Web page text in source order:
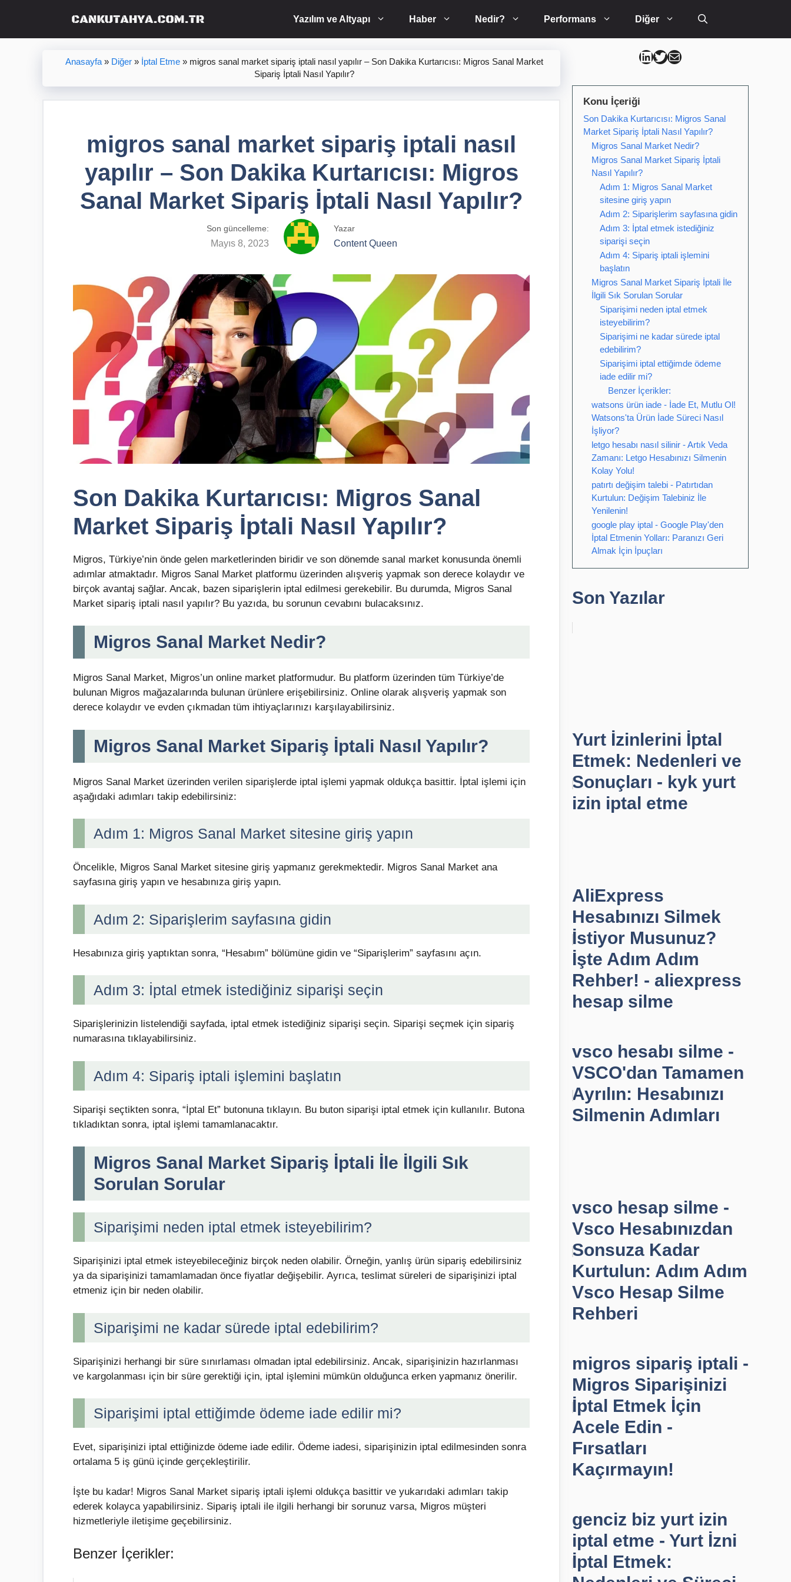
Yazılım ve Altyapı Haber Nedir? Performans Diğer
Anasayfa » Diğer » İptal Etme » migros sanal market sipariş iptali nasıl yapılır – Son Dakika Kurtarıcısı: Migros Sanal Market
Sipariş İptali Nasıl Yapılır?
migros sanal market sipariş iptali nasıl
yapılır – Son Dakika Kurtarıcısı: Migros
Sanal Market Sipariş İptali Nasıl Yapılır?
Son güncelleme:
Mayıs 8, 2023
Yazar
Content Queen
Son Dakika Kurtarıcısı: Migros Sanal
Market Sipariş İptali Nasıl Yapılır?
Migros, Türkiye’nin önde gelen marketlerinden biridir ve son dönemde sanal market konusunda önemli
adımlar atmaktadır. Migros Sanal Market platformu üzerinden alışveriş yapmak son derece kolaydır ve
birçok avantaj sağlar. Ancak, bazen siparişlerin iptal edilmesi gerekebilir. Bu durumda, Migros Sanal
Market sipariş iptali nasıl yapılır? Bu yazıda, bu sorunun cevabını bulacaksınız.
Migros Sanal Market Nedir?
Migros Sanal Market, Migros’un online market platformudur. Bu platform üzerinden tüm Türkiye’de
bulunan Migros mağazalarında bulunan ürünlere erişebilirsiniz. Online olarak alışveriş yapmak son
derece kolaydır ve evden çıkmadan tüm ihtiyaçlarınızı karşılayabilirsiniz.
Migros Sanal Market Sipariş İptali Nasıl Yapılır?
Migros Sanal Market üzerinden verilen siparişlerde iptal işlemi yapmak oldukça basittir. İptal işlemi için
aşağıdaki adımları takip edebilirsiniz:
Adım 1: Migros Sanal Market sitesine giriş yapın
Öncelikle, Migros Sanal Market sitesine giriş yapmanız gerekmektedir. Migros Sanal Market ana
sayfasına giriş yapın ve hesabınıza giriş yapın.
Adım 2: Siparişlerim sayfasına gidin
Hesabınıza giriş yaptıktan sonra, “Hesabım” bölümüne gidin ve “Siparişlerim” sayfasını açın.
Adım 3: İptal etmek istediğiniz siparişi seçin
Siparişlerinizin listelendiği sayfada, iptal etmek istediğiniz siparişi seçin. Siparişi seçmek için sipariş
numarasına tıklayabilirsiniz.
Adım 4: Sipariş iptali işlemini başlatın
Siparişi seçtikten sonra, “İptal Et” butonuna tıklayın. Bu buton siparişi iptal etmek için kullanılır. Butona
tıkladıktan sonra, iptal işlemi tamamlanacaktır.
Migros Sanal Market Sipariş İptali İle İlgili Sık
Sorulan Sorular
Siparişimi neden iptal etmek isteyebilirim?
Siparişinizi iptal etmek isteyebileceğiniz birçok neden olabilir. Örneğin, yanlış ürün sipariş edebilirsiniz
ya da siparişinizi tamamlamadan önce fiyatlar değişebilir. Ayrıca, teslimat süreleri de siparişinizi iptal
etmeniz için bir neden olabilir.
Siparişimi ne kadar sürede iptal edebilirim?
Siparişinizi herhangi bir süre sınırlaması olmadan iptal edebilirsiniz. Ancak, siparişinizin hazırlanması
ve kargolanması için bir süre gerektiği için, iptal işlemini mümkün olduğunca erken yapmanız önerilir.
Siparişimi iptal ettiğimde ödeme iade edilir mi?
Evet, siparişinizi iptal ettiğinizde ödeme iade edilir. Ödeme iadesi, siparişinizin iptal edilmesinden sonra
ortalama 5 iş günü içinde gerçekleştirilir.
İşte bu kadar! Migros Sanal Market sipariş iptali işlemi oldukça basittir ve yukarıdaki adımları takip
ederek kolayca yapabilirsiniz. Sipariş iptali ile ilgili herhangi bir sorunuz varsa, Migros müşteri
hizmetleriyle iletişime geçebilirsiniz.
Benzer İçerikler:
Can Kütahya Linkedin
Can Kütahya Twitter
Can Kütahya Mail
Konu İçeriği
Son Dakika Kurtarıcısı: Migros Sanal
Market Sipariş İptali Nasıl Yapılır?
Migros Sanal Market Nedir?
Migros Sanal Market Sipariş İptali
Nasıl Yapılır?
Adım 1: Migros Sanal Market
sitesine giriş yapın
Adım 2: Siparişlerim sayfasına gidin
Adım 3: İptal etmek istediğiniz
siparişi seçin
Adım 4: Sipariş iptali işlemini
başlatın
Migros Sanal Market Sipariş İptali İle
İlgili Sık Sorulan Sorular
Siparişimi neden iptal etmek
isteyebilirim?
Siparişimi ne kadar sürede iptal
edebilirim?
Siparişimi iptal ettiğimde ödeme
iade edilir mi?
Benzer İçerikler:
watsons ürün iade - İade Et, Mutlu Ol!
Watsons'ta Ürün İade Süreci Nasıl
İşliyor?
letgo hesabı nasıl silinir - Artık Veda
Zamanı: Letgo Hesabınızı Silmenin
Kolay Yolu!
patırtı değişim talebi - Patırtıdan
Kurtulun: Değişim Talebiniz İle
Yenilenin!
google play iptal - Google Play'den
İptal Etmenin Yolları: Paranızı Geri
Almak İçin İpuçları
Son Yazılar
Yurt İzinlerini İptal
Etmek: Nedenleri ve
Sonuçları - kyk yurt
izin iptal etme
AliExpress
Hesabınızı Silmek
İstiyor Musunuz?
İşte Adım Adım
Rehber! - aliexpress
hesap silme
vsco hesabı silme -
VSCO'dan Tamamen
Ayrılın: Hesabınızı
Silmenin Adımları
vsco hesap silme -
Vsco Hesabınızdan
Sonsuza Kadar
Kurtulun: Adım Adım
Vsco Hesap Silme
Rehberi
migros sipariş iptali -
Migros Siparişinizi
İptal Etmek İçin
Acele Edin -
Fırsatları
Kaçırmayın!
genciz biz yurt izin
iptal etme - Yurt İzni
İptal Etmek: